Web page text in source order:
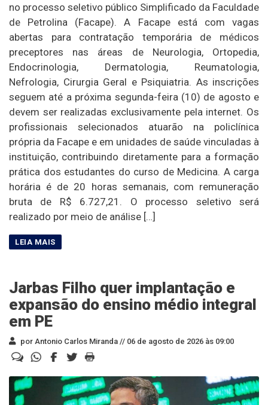
no processo seletivo público Simplificado da Faculdade
de Petrolina (Facape). A Facape está com vagas
abertas para contratação temporária de médicos
preceptores nas áreas de Neurologia, Ortopedia,
Endocrinologia, Dermatologia, Reumatologia,
Nefrologia, Cirurgia Geral e Psiquiatria. As inscrições
seguem até a próxima segunda-feira (10) de agosto e
devem ser realizadas exclusivamente pela internet. Os
profissionais selecionados atuarão na policlínica
própria da Facape e em unidades de saúde vinculadas à
instituição, contribuindo diretamente para a formação
prática dos estudantes do curso de Medicina. A carga
horária é de 20 horas semanais, com remuneração
bruta de R$ 6.727,21. O processo seletivo será
realizado por meio de análise […]
Jarbas Filho quer implantação e
expansão do ensino médio integral
em PE
por Antonio Carlos Miranda // 06 de agosto de 2026 às 09:00